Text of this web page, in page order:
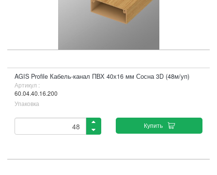
AGIS Profile Кабель-канал ПВХ 40х16 мм Сосна 3D (48м/уп)
Артикул :
60.04.40.16.200
Упаковка
Купить